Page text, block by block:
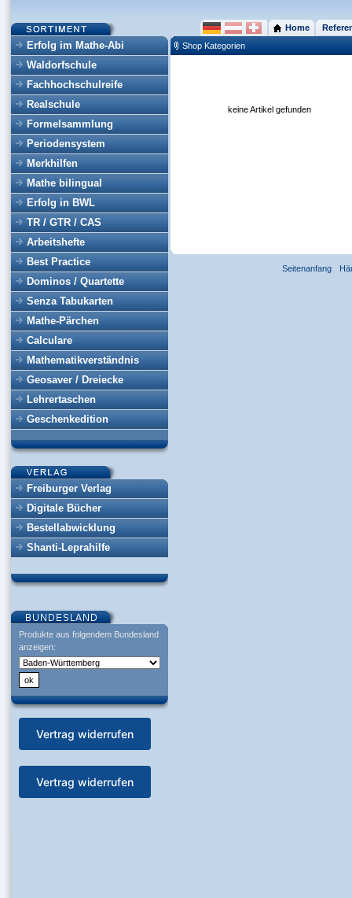
Erfolg im Mathe-Abi
Waldorfschule
Fachhochschulreife
Realschule
Formelsammlung
Periodensystem
Merkhilfen
Mathe bilingual
Erfolg in BWL
TR / GTR / CAS
Arbeitshefte
Best Practice
Dominos / Quartette
Senza Tabukarten
Mathe-Pärchen
Calculare
Mathematikverständnis
Geosaver / Dreiecke
Lehrertaschen
Geschenkedition
Freiburger Verlag
Digitale Bücher
Bestellabwicklung
Shanti-Leprahilfe
Produkte aus folgendem Bundesland
anzeigen:
Vertrag widerrufen
Vertrag widerrufen
Home
Shop Kategorien
keine Artikel gefunden
Seitenanfang